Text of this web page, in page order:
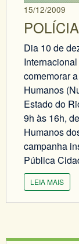
15/12/2009
Dia 10 de
comemorar
Humanos
Estado do
9h às 16h,
Humanos
campanha
Pública
LEIA MAIS